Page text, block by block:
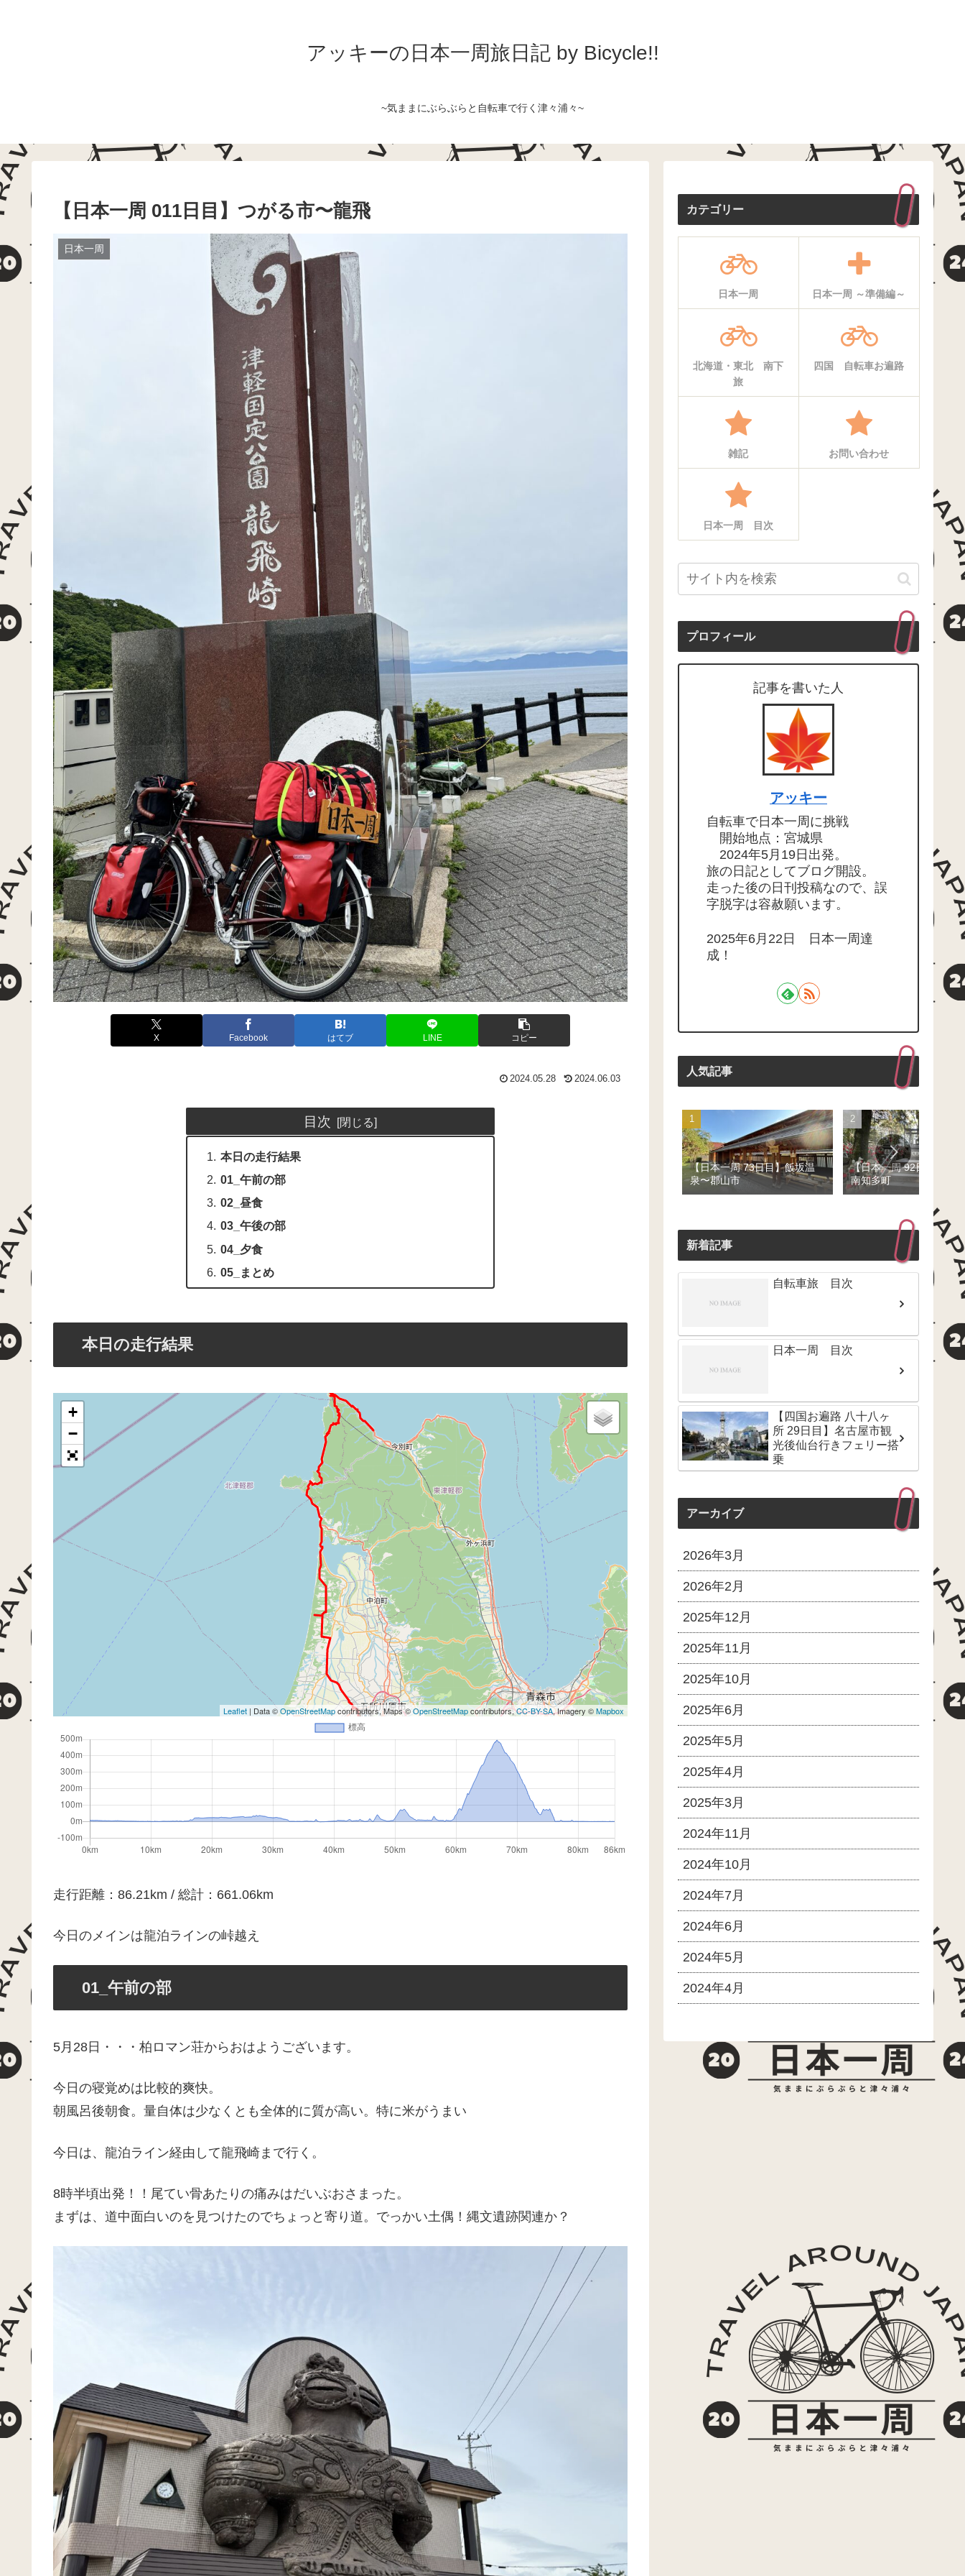
アッキーの日本一周旅日記 by Bicycle!!
~気ままにぶらぶらと自転車で行く津々浦々~
【日本一周 011日目】つがる市〜龍飛
日本一周
X Facebook はてブ LINE コピー
2024.05.28 2024.06.03
目次
本日の走行結果
01_午前の部
02_昼食
03_午後の部
04_夕食
05_まとめ
本日の走行結果
+
−
Leaflet | Data ©OpenStreetMapcontributors, Maps ©OpenStreetMapcontributors,CC-BY-SA, Imagery ©Mapbox
走行距離：86.21km / 総計：661.06km
今日のメインは龍泊ラインの峠越え
01_午前の部
5月28日・・・柏ロマン荘からおはようございます。
今日の寝覚めは比較的爽快。
朝風呂後朝食。量自体は少なくとも全体的に質が高い。特に米がうまい
今日は、龍泊ライン経由して龍飛崎まで行く。
8時半頃出発！！尾てい骨あたりの痛みはだいぶおさまった。
まずは、道中面白いのを見つけたのでちょっと寄り道。でっかい土偶！縄文遺跡関連か？
カテゴリー
日本一周 日本一周 ～準備編～
北海道・東北 南下
旅
四国 自転車お遍路
雑記 お問い合わせ
日本一周 目次
プロフィール
記事を書いた人
アッキー
自転車で日本一周に挑戦
開始地点：宮城県
2024年5月19日出発。
旅の日記としてブログ開設。
走った後の日刊投稿なので、誤
字脱字は容赦願います。
2025年6月22日 日本一周達
成！
人気記事
【日本一周 73日目】飯坂温
泉〜郡山市
【日本一周 92日目】豊
南知多町
新着記事
自転車旅 目次
日本一周 目次
【四国お遍路 八十八ヶ
所 29日目】名古屋市観
光後仙台行きフェリー搭
乗
アーカイブ
2026年3月
2026年2月
2025年12月
2025年11月
2025年10月
2025年6月
2025年5月
2025年4月
2025年3月
2024年11月
2024年10月
2024年7月
2024年6月
2024年5月
2024年4月